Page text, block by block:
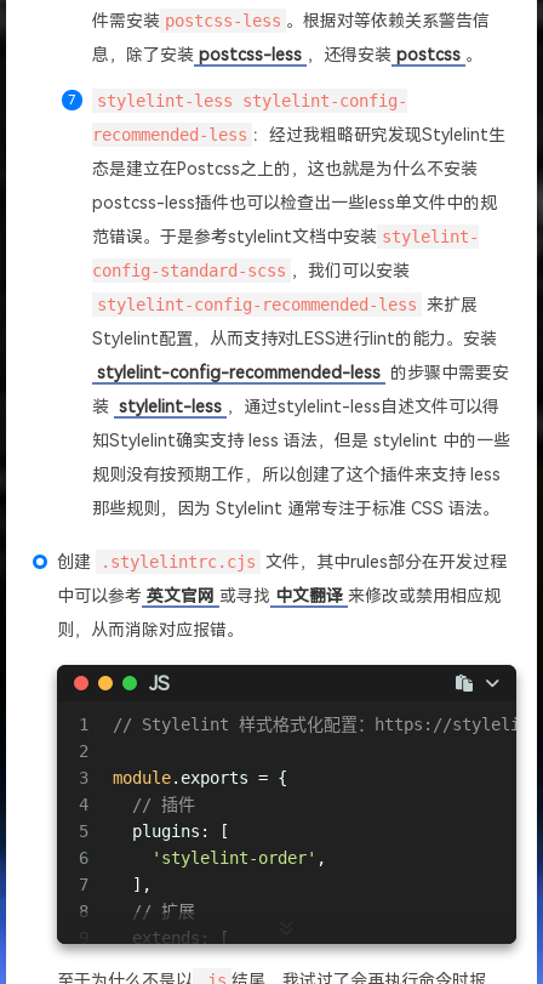
件需安装 postcss-less 。根据对等依赖关系警告信
息，除了安装 postcss-less ，还得安装 postcss 。
stylelint-less stylelint-config-
recommended-less ：经过我粗略研究发现Stylelint生
态是建立在Postcss之上的，这也就是为什么不安装
postcss-less插件也可以检查出一些less单文件中的规
范错误。于是参考stylelint文档中安装 stylelint-
config-standard-scss ，我们可以安装
stylelint-config-recommended-less 来扩展
Stylelint配置，从而支持对LESS进行lint的能力。安装
stylelint-config-recommended-less 的步骤中需要安
装 stylelint-less ，通过stylelint-less自述文件可以得
知Stylelint确实支持 less 语法，但是 stylelint 中的一些
规则没有按预期工作，所以创建了这个插件来支持 less
那些规则，因为 Stylelint 通常专注于标准 CSS 语法。
创建 .stylelintrc.cjs
文件，其中rules部分在开发过程
中可以参考 英文官网 或寻找 中文翻译 来修改或禁用相应规
则，从而消除对应报错。
JS
1
2
3
4
5
6
7
8
// Stylelint 样式格式化配置：https://
module.exports = {
// 插件
plugins : [
'stylelint-order' ,
  ],
// 扩展
extends : [